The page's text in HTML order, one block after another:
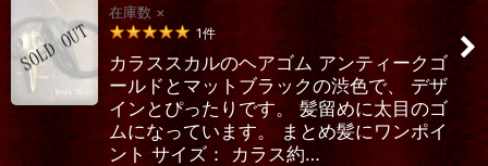
在庫数 ×
1件
カラススカルのヘアゴム アンティークゴ
ールドとマットブラックの渋色で、 デザ
インとぴったりです。 髪留めに太目のゴ
ムになっています。 まとめ髪にワンポイ
ント サイズ： カラス約…